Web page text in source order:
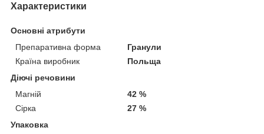
Характеристики
Основні атрибути
Препаративна форма
Гранули
Країна виробник
Польща
Діючі речовини
Магній
42 %
Сірка
27 %
Упаковка